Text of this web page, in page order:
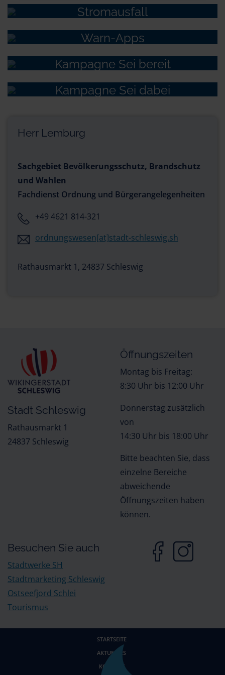
Stromausfall
Warn-Apps
Kampagne Sei bereit
Kampagne Sei dabei
Herr Lemburg
Sachgebiet Bevölkerungsschutz, Brandschutz
und Wahlen
Fachdienst Ordnung und Bürgerangelegenheiten
+49 4621 814-321
ordnungswesen[at]stadt-schleswig.sh
Rathausmarkt 1, 24837 Schleswig
Stadt Schleswig
Rathausmarkt 1
24837 Schleswig
Öffnungszeiten
Montag bis Freitag:
8:30 Uhr bis 12:00 Uhr
Donnerstag zusätzlich
von
14:30 Uhr bis 18:00 Uhr
Bitte beachten Sie, dass
einzelne Bereiche
abweichende
Öffnungszeiten haben
können.
Besuchen Sie auch
Stadtwerke SH
Stadtmarketing Schleswig
Ostseefjord Schlei
Tourismus
STARTSEITE
AKTUELLES
KONTAKT